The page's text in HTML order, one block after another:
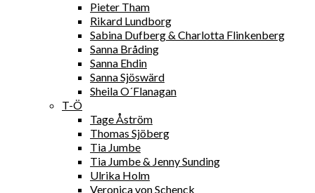
Pieter Tham
Rikard Lundborg
Sabina Dufberg & Charlotta Flinkenberg
Sanna Bråding
Sanna Ehdin
Sanna Sjöswärd
Sheila O´Flanagan
T-Ö
Tage Åström
Thomas Sjöberg
Tia Jumbe
Tia Jumbe & Jenny Sunding
Ulrika Holm
Veronica von Schenck